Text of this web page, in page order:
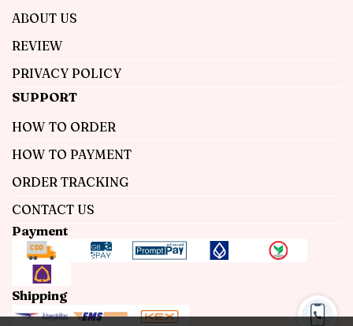
ABOUT US
REVIEW
PRIVACY POLICY
SUPPORT
HOW TO ORDER
HOW TO PAYMENT
ORDER TRACKING
CONTACT US
Payment
Shipping